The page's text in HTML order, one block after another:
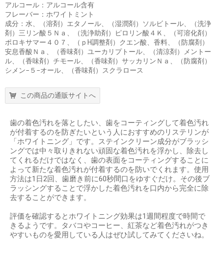
アルコール：アルコール含有
フレーバー：ホワイトミント
成分：水、（溶剤）エタノール、（湿潤剤）ソルビトール、（洗浄
剤）三リン酸５Ｎａ、（洗浄助剤）ピロリン酸４Ｋ、（可溶化剤）
ポロキサマー４０７、（ｐH調整剤）クエン酸、香料、（防腐剤）
安息香酸Ｎａ、（香味剤）ユーカリプトール、（清涼剤）メントー
ル、（香味剤）チモール、（香味剤）サッカリンＮａ、（防腐剤）
シメン−５−オール、（香味剤）スクラロース
この商品の通販サイトへ
歯の着色汚れを落としたい、歯をコーティングして着色汚れ
が付着するのを防ぎたいという人におすすめのリステリンが
「ホワイトニング」です。ステインクリーン成分がブラッシ
ングでは中々取りきれない頑固な着色汚れを浮かし、除去し
てくれるだけではなく、歯の表面をコーティングすることに
よって新たな着色汚れが付着するのを防いでくれます。使用
方法は1日2回、歯磨き前に60秒間口をゆすぐだけ。その後ブ
ラッシングすることで浮かした着色汚れを口内から完全に除
去することができます。
評価を確認するとホワイトニング効果は1週間程度で時間で
きるようです。タバコやコーヒー、紅茶など着色汚れがつき
やすいものを愛用している人はぜひ試してみてくださいね。